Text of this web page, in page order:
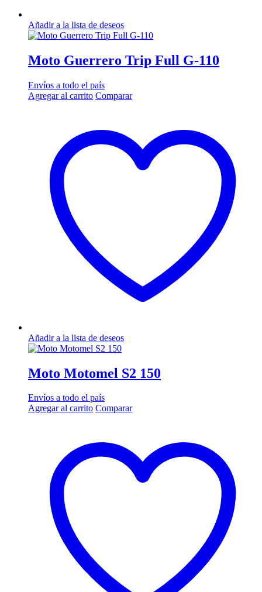
Añadir a la lista de deseos
Moto Guerrero Trip Full G-110
Envíos a todo el país
Agregar al carrito Comparar
Añadir a la lista de deseos
Moto Motomel S2 150
Envíos a todo el país
Agregar al carrito Comparar